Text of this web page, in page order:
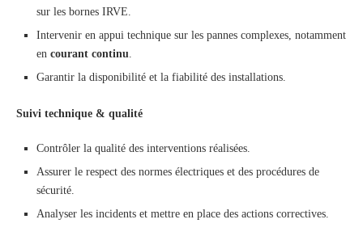
sur les bornes IRVE.
Intervenir en appui technique sur les pannes complexes, notamment
en courant continu.
Garantir la disponibilité et la fiabilité des installations.
Suivi technique & qualité
Contrôler la qualité des interventions réalisées.
Assurer le respect des normes électriques et des procédures de
sécurité.
Analyser les incidents et mettre en place des actions correctives.